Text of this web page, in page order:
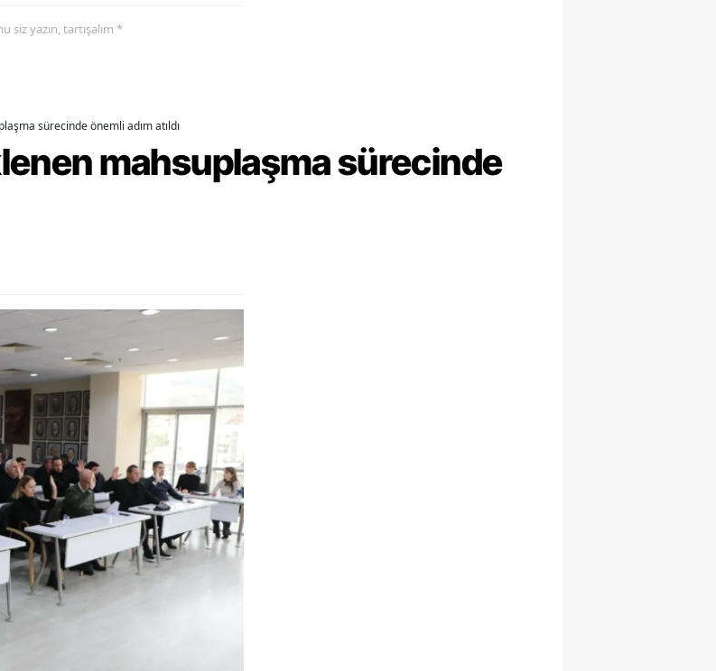
yazın, tartışalım *
sürecinde önemli adım atıldı
mahsuplaşma sürecinde